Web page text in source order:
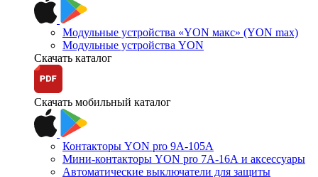
Модульные устройства «YON макс» (YON max)
Модульные устройства YON
Скачать каталог
Скачать мобильный каталог
Контакторы YON pro 9А-105А
Мини-контакторы YON pro 7А-16А и аксессуары
Автоматические выключатели для защиты